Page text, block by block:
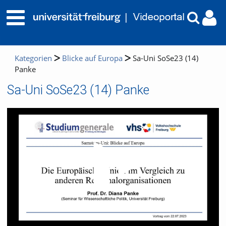
Kategorien Blicke auf Europa
Sa-Uni SoSe23 (14)
Panke
Sa-Uni SoSe23 (14) Panke